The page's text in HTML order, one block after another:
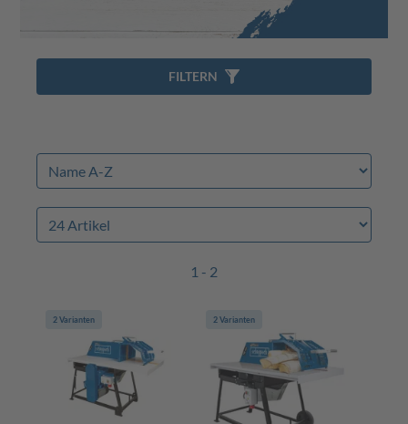
1 - 2
2 Varianten 2 Varianten
FILTERN